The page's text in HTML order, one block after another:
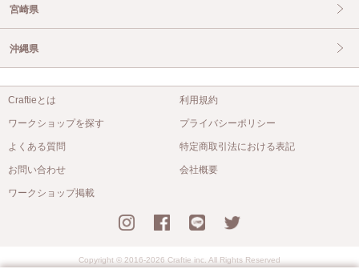
宮崎県
沖縄県
Craftieとは
ワークショップを探す
よくある質問
お問い合わせ
ワークショップ掲載
利用規約
プライバシーポリシー
特定商取引法における表記
会社概要
Copyright © 2016-2026 Craftie inc. All Rights Reserved